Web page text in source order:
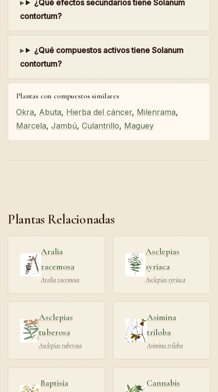
¿Qué efectos secundarios tiene Solanum
contortum?
¿Qué compuestos activos tiene Solanum
contortum?
Plantas con compuestos similares
Okra, Abuta, Hierba del cáncer, Milenrama,
Marcela, Jambú, Culantrillo, Maguey
Plantas Relacionadas
Aralia
racemosa
Aralia racemosa
Asclepias
syriaca
Asclepias syriaca
Asclepias
tuberosa
Asclepias tuberosa
Asimina
triloba
Asimina triloba
Baptisia
Cannabis